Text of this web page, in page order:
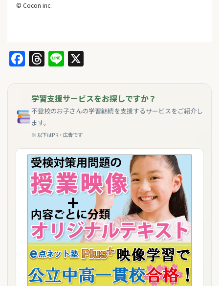
© Cocon inc.
Facebook
Threads
Line
学習支援サービスをお探しですか？
不登校のお子さんの学習継続を支援するサービスをご紹介し
ます。
※ 以下はPR・広告です